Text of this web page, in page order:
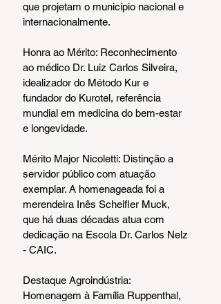
que projetam o município nacional e
internacionalmente.
Honra ao Mérito: Reconhecimento
ao médico Dr. Luiz Carlos Silveira,
idealizador do Método Kur e
fundador do Kurotel, referência
mundial em medicina do bem-estar
e longevidade.
Mérito Major Nicoletti: Distinção a
servidor público com atuação
exemplar. A homenageada foi a
merendeira Inês Scheifler Muck,
que há duas décadas atua com
dedicação na Escola Dr. Carlos Nelz
- CAIC.
Destaque Agroindústria:
Homenagem à Família Ruppenthal,